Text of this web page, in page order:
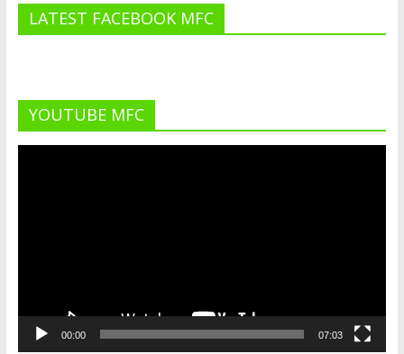
LATEST FACEBOOK MFC
YOUTUBE MFC
00:00 07:03